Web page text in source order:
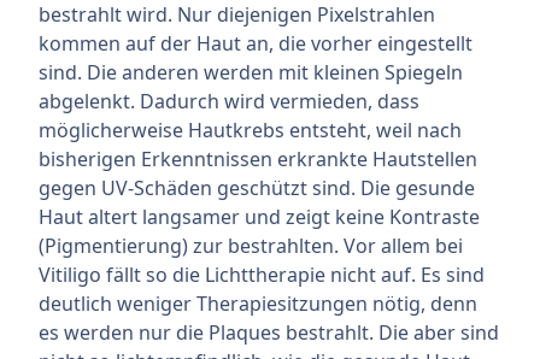
bestrahlt wird. Nur diejenigen Pixelstrahlen
kommen auf der Haut an, die vorher eingestellt
sind. Die anderen werden mit kleinen Spiegeln
abgelenkt. Dadurch wird vermieden, dass
möglicherweise Hautkrebs entsteht, weil nach
bisherigen Erkenntnissen erkrankte Hautstellen
gegen UV-Schäden geschützt sind. Die gesunde
Haut altert langsamer und zeigt keine Kontraste
(Pigmentierung) zur bestrahlten. Vor allem bei
Vitiligo fällt so die Lichttherapie nicht auf. Es sind
deutlich weniger Therapiesitzungen nötig, denn
es werden nur die Plaques bestrahlt. Die aber sind